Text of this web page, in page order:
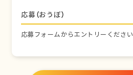
応募（おうぼ）
応募フォームからエントリーください